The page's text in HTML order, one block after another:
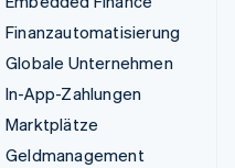
Finanzautomatisierung
Globale Unternehmen
In-App-Zahlungen
Marktplätze
Geldmanagement